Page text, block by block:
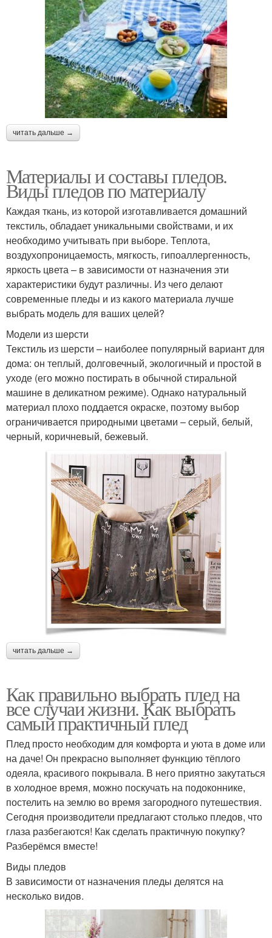
читать дальше →
Материалы и составы пледов.
Виды пледов по материалу
Каждая ткань, из которой изготавливается домашний
текстиль, обладает уникальными свойствами, и их
необходимо учитывать при выборе. Теплота,
воздухопроницаемость, мягкость, гипоаллергенность,
яркость цвета – в зависимости от назначения эти
характеристики будут различны. Из чего делают
современные пледы и из какого материала лучше
выбрать модель для ваших целей?
Модели из шерсти
Текстиль из шерсти – наиболее популярный вариант для
дома: он теплый, долговечный, экологичный и простой в
уходе (его можно постирать в обычной стиральной
машине в деликатном режиме). Однако натуральный
материал плохо поддается окраске, поэтому выбор
ограничивается природными цветами – серый, белый,
черный, коричневый, бежевый.
читать дальше →
Как правильно выбрать плед на
все случаи жизни. Как выбрать
самый практичный плед
Плед просто необходим для комфорта и уюта в доме или
на даче! Он прекрасно выполняет функцию тёплого
одеяла, красивого покрывала. В него приятно закутаться
в холодное время, можно поскучать на подоконнике,
постелить на землю во время загородного путешествия.
Сегодня производители предлагают столько пледов, что
глаза разбегаются! Как сделать практичную покупку?
Разберёмся вместе!
Виды пледов
В зависимости от назначения пледы делятся на
несколько видов.